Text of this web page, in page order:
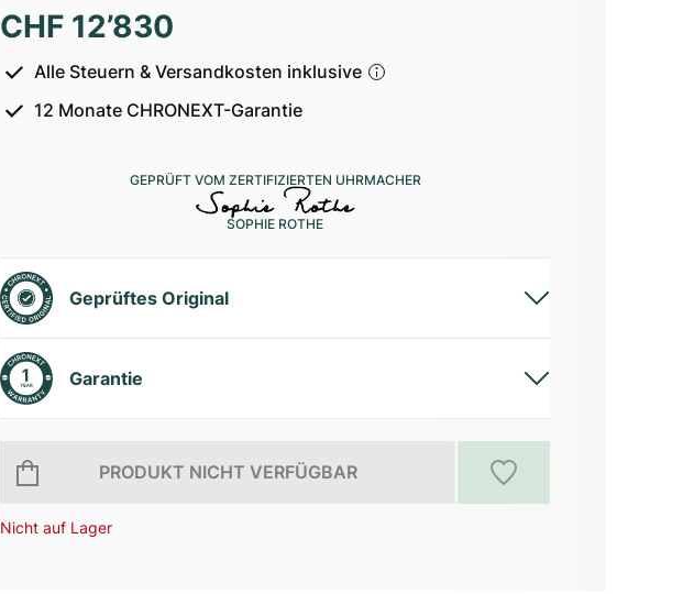
CHF 12’830
Alle Steuern & Versandkosten inklusive
12 Monate CHRONEXT-Garantie
GEPRÜFT VOM ZERTIFIZIERTEN UHRMACHER
SOPHIE ROTHE
Geprüftes Original
Garantie
PRODUKT NICHT VERFÜGBAR
Nicht auf Lager